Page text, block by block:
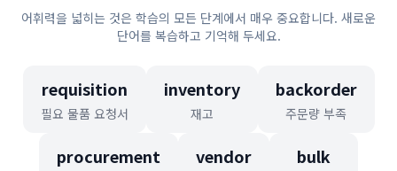
어휘력을 넓히는 것은 학습의 모든 단계에서 매우 중요합니다. 새로운
단어를 복습하고 기억해 두세요.
requisition
필요 물품 요청서
inventory
재고
backorder
주문량 부족
procurement vendor bulk